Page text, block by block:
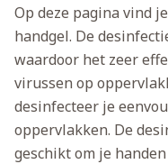
Op deze pagina vind
handgel. De
waardoor het zeer
virussen op
desinfecteer je
oppervlakken. De
geschikt om je